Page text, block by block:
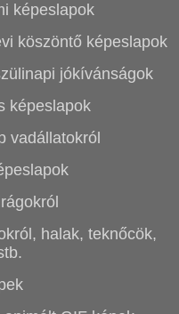
képeslapok
köszöntő képeslapok
jókívánságok
képeslapok
vadállatokról
halak, teknőcök,